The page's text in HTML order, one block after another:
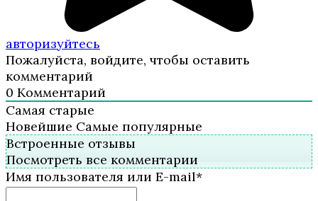
авторизуйтесь
Пожалуйста, войдите, чтобы оставить
комментарий
0 Комментарий
Самая старые
Новейшие Самые популярные
Встроенные отзывы
Посмотреть все комментарии
Имя пользователя или E-mail*